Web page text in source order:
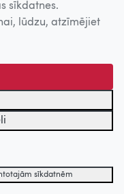
sīkdatnes.
lūdzu, atzīmējiet
sīkdatnēm